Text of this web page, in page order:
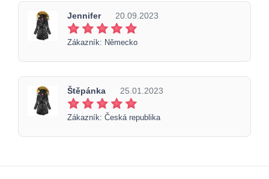
Jennifer 20.09.2023
Zákazník: Německo
Štěpánka 25.01.2023
Zákazník: Česká republika